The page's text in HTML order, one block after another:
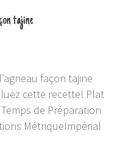
tajine
façon tajine
cette recette! Plat
de Préparation
MétriqueImpérial